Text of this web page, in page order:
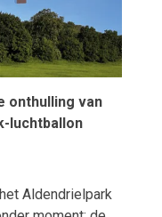
onthulling van
luchtballon
Aldendrielpark